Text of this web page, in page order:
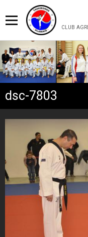
dsc-7803